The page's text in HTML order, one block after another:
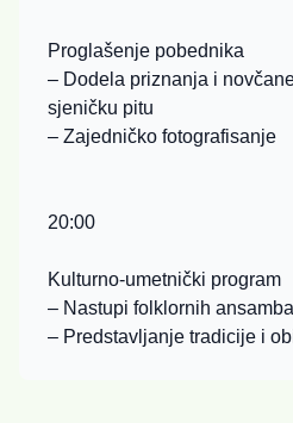
Proglašenje pobednika
– Dodela priznanja i
sjeničku pitu
– Zajedničko fotografisanje
20:00
Kulturno-umetnički program
– Nastupi folklornih